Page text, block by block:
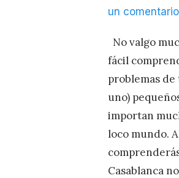
un comentario
No valgo
fácil
problemas de
uno)
importan
loco mundo.
Casablanca